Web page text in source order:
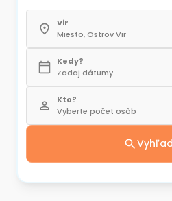
Vir
Miesto, Ostrov Vir
Kedy?
Zadaj dátumy
Kto?
Vyberte počet osôb